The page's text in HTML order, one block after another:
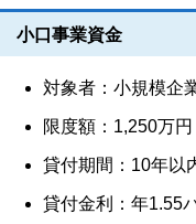
小口事業資金
対象者：小規模企
限度額：1,250万円
貸付期間：10年以
貸付金利：年1.55